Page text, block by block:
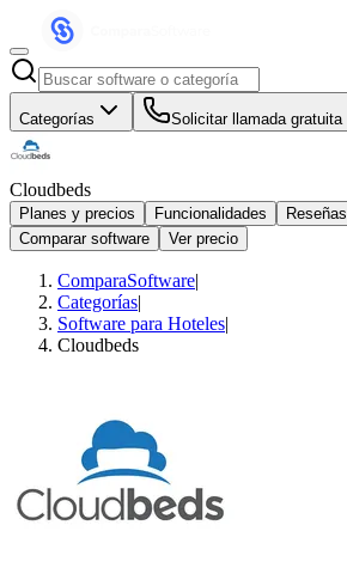
Categorías Solicitar llamada gratuita
Cloudbeds
Planes y precios Funcionalidades
Reseñas
Comparar software
Ver precio
ComparaSoftware|
Categorías|
Software para Hoteles|
Cloudbeds